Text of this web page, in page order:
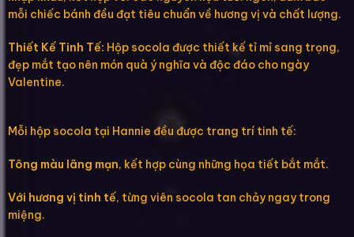
mỗi chiếc bánh đều đạt tiêu chuẩn về hương vị và chất lượng.
Thiết Kế Tinh Tế: Hộp socola được thiết kế tỉ mỉ sang trọng,
đẹp mắt tạo nên món quà ý nghĩa và độc đáo cho ngày
Valentine.
Mỗi hộp socola tại Hannie đều được trang trí tinh tế:
Tông màu lãng mạn, kết hợp cùng những họa tiết bắt mắt.
Với hương vị tinh tế, từng viên socola tan chảy ngay trong
miệng.